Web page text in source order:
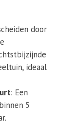
door
ideaal
: Een
5